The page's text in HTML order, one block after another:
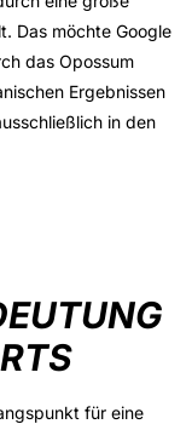
Das möchte Google
das Opossum
Ergebnissen
in den
für eine